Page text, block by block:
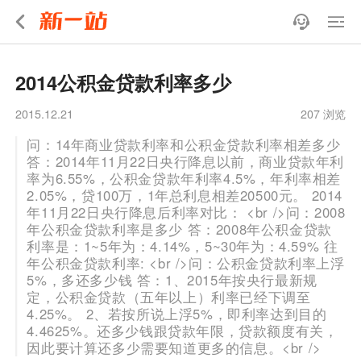
2014公积金贷款利率多少
2015.12.21 207 浏览
问：14年商业贷款利率和公积金贷款利率相差多少
答：2014年11月22日央行降息以前，商业贷款年利
率为6.55%，公积金贷款年利率4.5%，年利率相差
2.05%，贷100万，1年总利息相差20500元。 2014
年11月22日央行降息后利率对比： <br />问：2008
年公积金贷款利率是多少 答：2008年公积金贷款
利率是：1~5年为：4.14%，5~30年为：4.59% 往
年公积金贷款利率: <br />问：公积金贷款利率上浮
5%，多还多少钱 答：1、2015年按央行最新规
定，公积金贷款（五年以上）利率已经下调至
4.25%。 2、若按所说上浮5%，即利率达到目的
4.4625%。还多少钱跟贷款年限，贷款额度有关，
因此要计算还多少需要知道更多的信息。<br />